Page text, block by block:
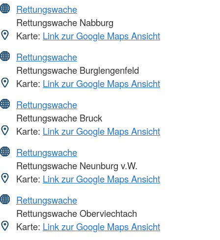
Rettungswache
Rettungswache Nabburg
Karte: Link zur Google Maps Ansicht
Rettungswache
Rettungswache Burglengenfeld
Karte: Link zur Google Maps Ansicht
Rettungswache
Rettungswache Bruck
Karte: Link zur Google Maps Ansicht
Rettungswache
Rettungswache Neunburg v.W.
Karte: Link zur Google Maps Ansicht
Rettungswache
Rettungswache Oberviechtach
Karte: Link zur Google Maps Ansicht